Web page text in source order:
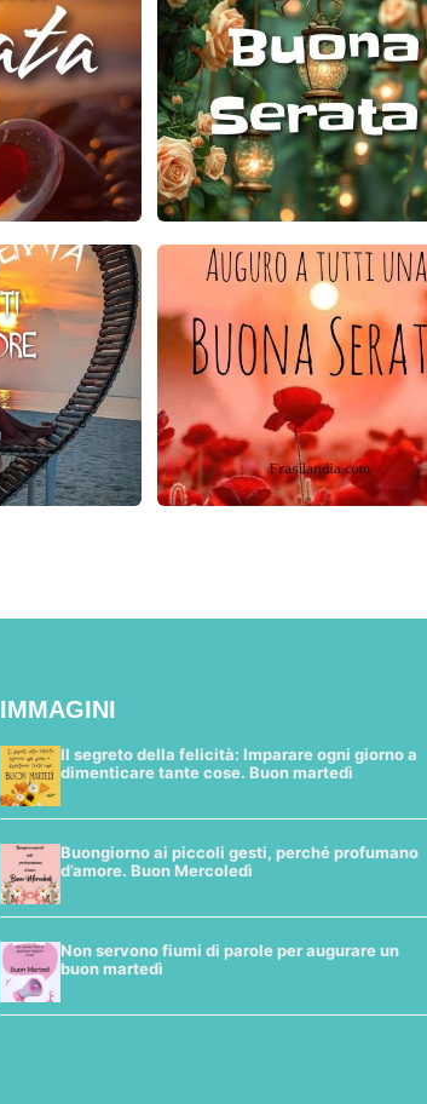
IMMAGINI
Il segreto della felicità: Imparare ogni giorno a
dimenticare tante cose. Buon martedì
Buongiorno ai piccoli gesti, perché profumano
d’amore. Buon Mercoledì
Non servono fiumi di parole per augurare un
buon martedì